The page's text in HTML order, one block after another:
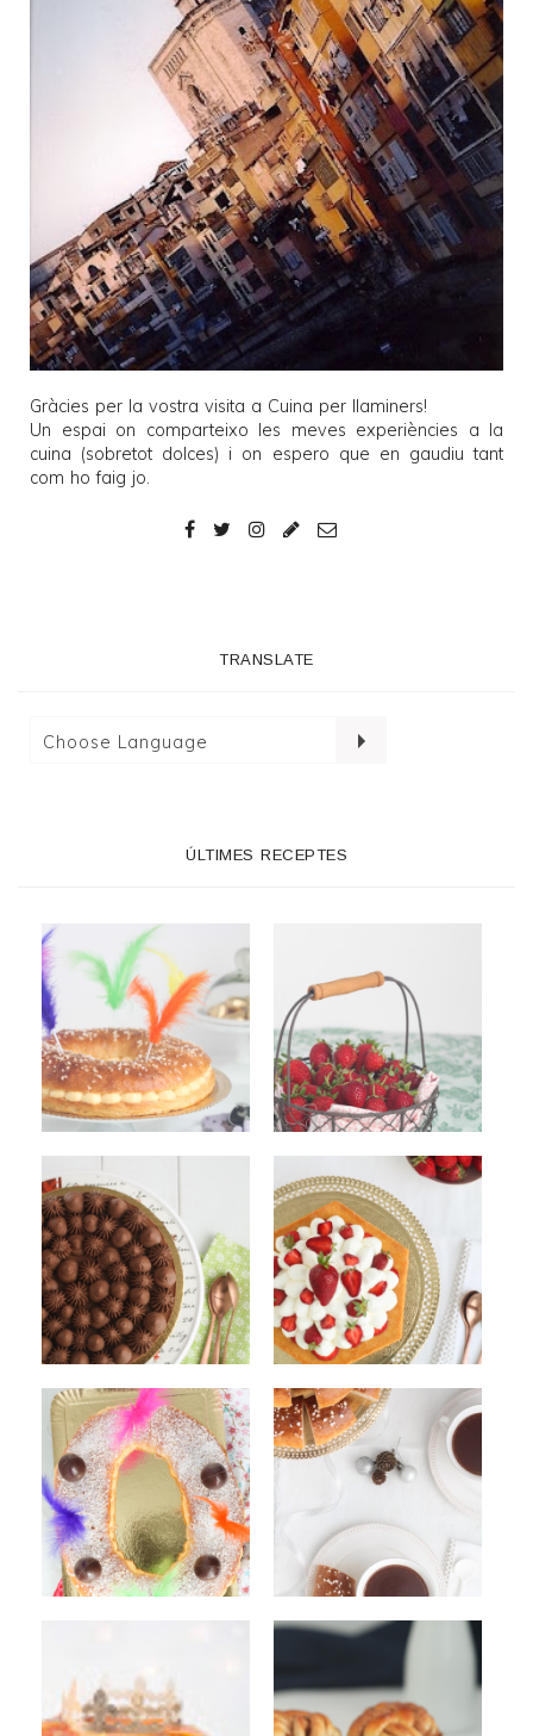
Gràcies per la vostra visita a Cuina per llaminers!
Un espai on comparteixo les meves experiències a la
cuina (sobretot dolces) i on espero que en gaudiu tant
com ho faig jo.
TRANSLATE
ÚLTIMES RECEPTES